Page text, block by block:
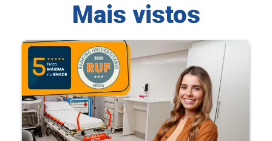
Mais vistos